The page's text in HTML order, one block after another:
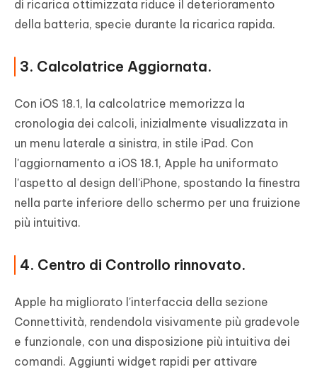
di ricarica ottimizzata riduce il deterioramento
della batteria, specie durante la ricarica rapida.
3. Calcolatrice Aggiornata.
Con iOS 18.1, la calcolatrice memorizza la
cronologia dei calcoli, inizialmente visualizzata in
un menu laterale a sinistra, in stile iPad. Con
l'aggiornamento a iOS 18.1, Apple ha uniformato
l'aspetto al design dell'iPhone, spostando la finestra
nella parte inferiore dello schermo per una fruizione
più intuitiva.
4. Centro di Controllo rinnovato.
Apple ha migliorato l'interfaccia della sezione
Connettività, rendendola visivamente più gradevole
e funzionale, con una disposizione più intuitiva dei
comandi. Aggiunti widget rapidi per attivare